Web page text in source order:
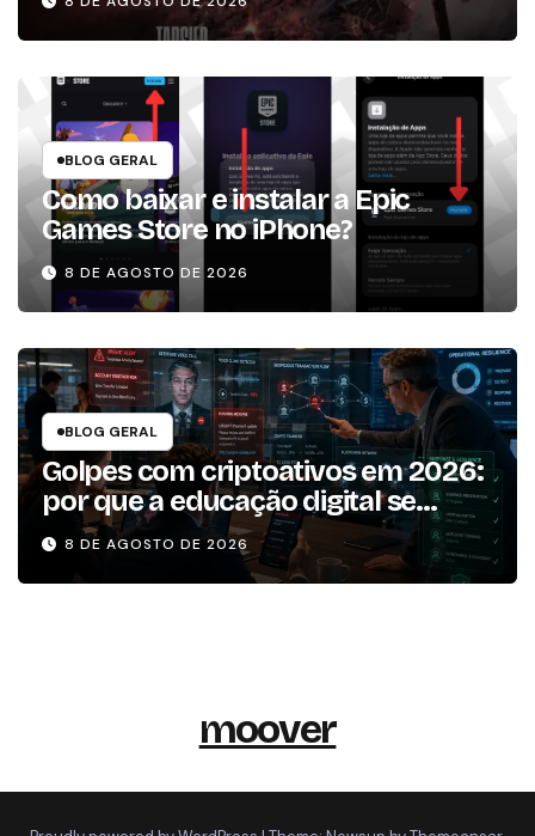
BLOG GERAL
Como baixar e instalar a Epic
Games Store no iPhone?
8 DE AGOSTO DE 2026
BLOG GERAL
Golpes com criptoativos em 2026:
por que a educação digital se
tornou um dos pilares da
resiliência operacional
8 DE AGOSTO DE 2026
moover